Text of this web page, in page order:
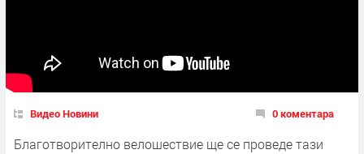
Видео Новини 0 коментара
Благотворително велошествие ще се проведе тази